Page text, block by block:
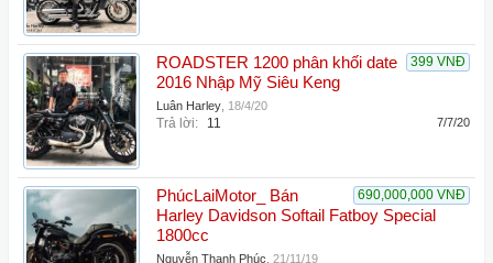
399 VNĐ
ROADSTER 1200 phân khối date
2016 Nhập Mỹ Siêu Keng
Luân Harley 18/4/20
Trả lời: 11 7/7/20
690,000,000 VNĐ
PhúcLaiMotor_ Bán
Harley Davidson Softail Fatboy Special
1800cc
Nguyễn Thanh Phúc 21/11/19